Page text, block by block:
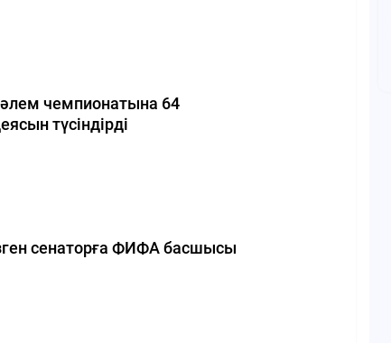
чемпионатына 64
түсіндірді
сенаторға ФИФА басшысы